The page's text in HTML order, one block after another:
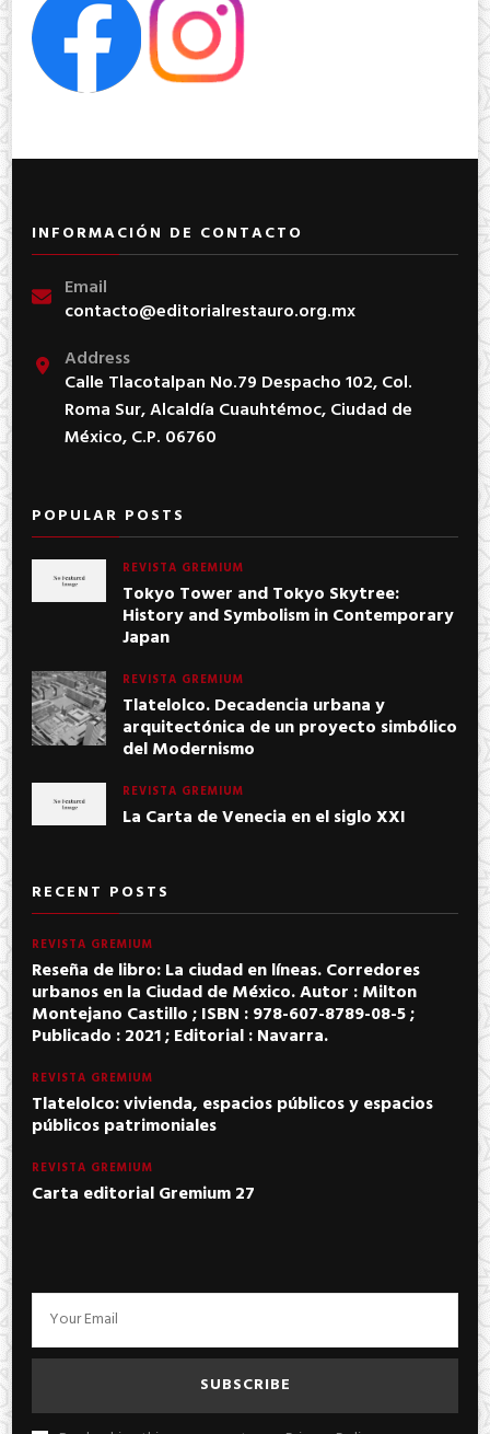
INFORMACIÓN DE CONTACTO
Email
contacto@editorialrestauro.org.mx
Address
Calle Tlacotalpan No.79 Despacho 102, Col.
Roma Sur, Alcaldía Cuauhtémoc, Ciudad de
México, C.P. 06760
POPULAR POSTS
REVISTA GREMIUM
Tokyo Tower and Tokyo Skytree:
History and Symbolism in Contemporary
Japan
REVISTA GREMIUM
Tlatelolco. Decadencia urbana y
arquitectónica de un proyecto simbólico
del Modernismo
REVISTA GREMIUM
La Carta de Venecia en el siglo XXI
RECENT POSTS
REVISTA GREMIUM
Reseña de libro: La ciudad en líneas. Corredores
urbanos en la Ciudad de México. Autor : Milton
Montejano Castillo ; ISBN : 978-607-8789-08-5 ;
Publicado : 2021 ; Editorial : Navarra.
REVISTA GREMIUM
Tlatelolco: vivienda, espacios públicos y espacios
públicos patrimoniales
REVISTA GREMIUM
Carta editorial Gremium 27